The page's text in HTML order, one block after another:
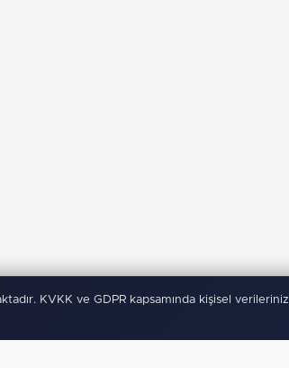
KVKK ve GDPR kapsamında kişisel verileriniz